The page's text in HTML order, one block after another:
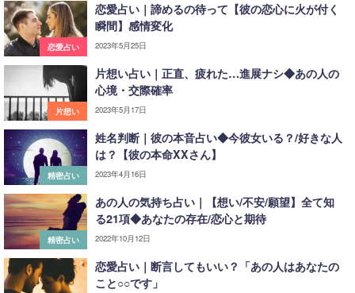
恋愛占い
恋愛占い｜諦めるの待って【彼の恋心に火が付く
瞬間】感情変化
2023年5月25日
片想い
片想い占い｜正直、疲れた…進展ナシ◆あの人の
心境・交際確率
2023年5月17日
精密占い
姓名判断｜彼の本音占い◆今彼女いる？/好きな人
は？【彼の本命XXさん】
2023年4月16日
精密占い
あの人の気持ち占い｜【想い/不安/願望】全て知
る21項◆あなたの存在/恋心と期待
2022年10月12日
恋愛占い｜断言してもいい？「あの人はあなたの
こと○○です」